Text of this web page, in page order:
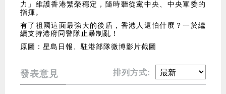
力」維護香港繁榮穩定，隨時聽從黨中央、中央軍委的
指揮。
有了祖國這面最強大的後盾，香港人還怕什麼？一於繼
續支持港府同警隊止暴制亂！
原圖：星島日報、駐港部隊微博影片截圖
發表意見 排列方式: